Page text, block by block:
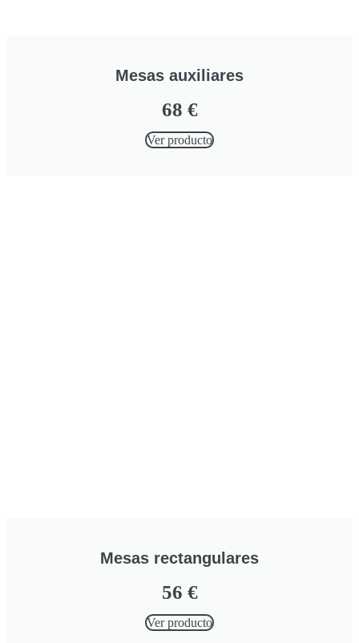
Mesas auxiliares
68 €
Ver producto
Mesas rectangulares
56 €
Ver producto